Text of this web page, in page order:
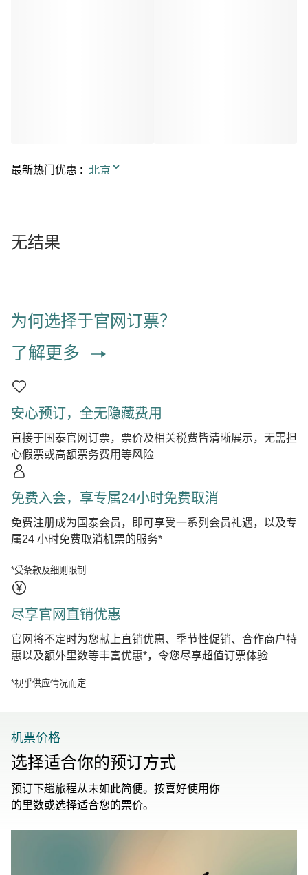
最新热门优惠 :
无结果
为何选择于官网订票？
了解更多
安心预订，全无隐藏费用
直接于国泰官网订票，票价及相关税费皆清晰展示，无需担
心假票或高额票务费用等风险
免费入会，享专属24小时免费取消
免费注册成为国泰会员，即可享受一系列会员礼遇，以及专
属24 小时免费取消机票的服务*
*受条款及细则限制
尽享官网直销优惠
官网将不定时为您献上直销优惠、季节性促销、合作商户特
惠以及额外里数等丰富优惠*，令您尽享超值订票体验
*视乎供应情况而定
机票价格
选择适合你的预订方式
预订下趟旅程从未如此简便。按喜好使用你
的里数或选择适合您的票价。